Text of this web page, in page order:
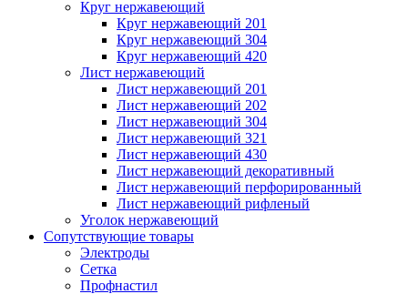
Круг нержавеющий
Круг нержавеющий 201
Круг нержавеющий 304
Круг нержавеющий 420
Лист нержавеющий
Лист нержавеющий 201
Лист нержавеющий 202
Лист нержавеющий 304
Лист нержавеющий 321
Лист нержавеющий 430
Лист нержавеющий декоративный
Лист нержавеющий перфорированный
Лист нержавеющий рифленый
Уголок нержавеющий
Cопутствующие товары
Электроды
Сетка
Профнастил